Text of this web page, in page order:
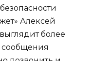
Алексей
более
сообщения